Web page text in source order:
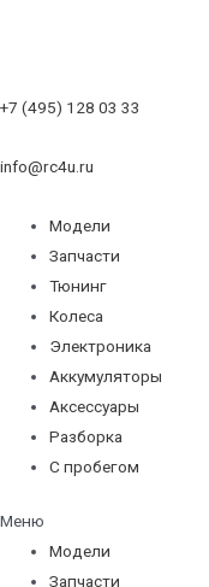
+7 (495) 128 03 33
info@rc4u.ru
Модели
Запчасти
Тюнинг
Колеса
Электроника
Аккумуляторы
Аксессуары
Разборка
С пробегом
Меню
Модели
Запчасти